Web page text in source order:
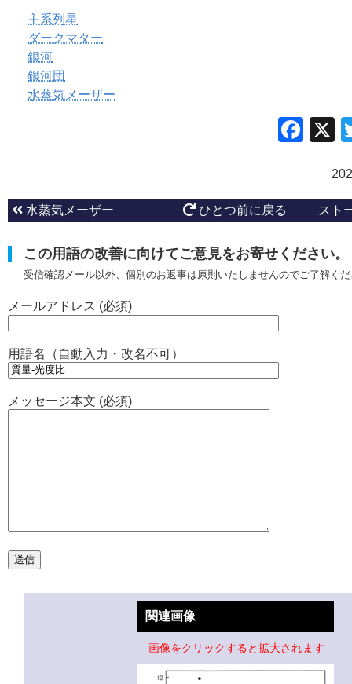
主系列星
ダークマター
銀河
銀河団
水蒸気メーザー
水蒸気メーザー ひとつ前に戻る スト
この用語の改善に向けてご意見をお寄せください。
受信確認メール以外、個別のお返事は原則いたしませんのでご了解く
メールアドレス (必須)
用語名（自動入力・改名不可）
メッセージ本文 (必須)
関連画像
画像をクリックすると拡大されます